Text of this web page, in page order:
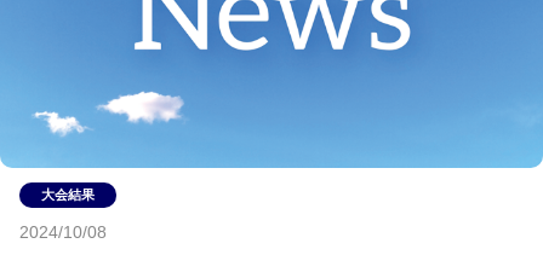
2024/10/08